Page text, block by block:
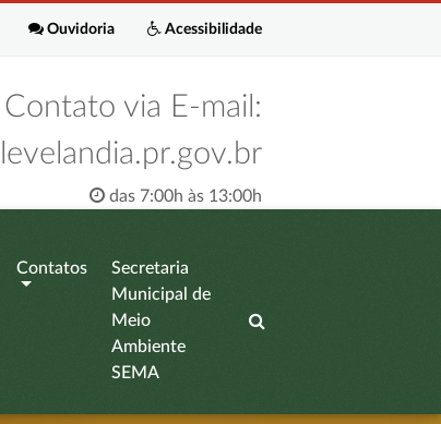
Acessibilidade
Ouvidoria
via E-mail:
das 7:00h às 13:00h
Contatos
Secretaria
Municipal de
Meio
Ambiente
SEMA